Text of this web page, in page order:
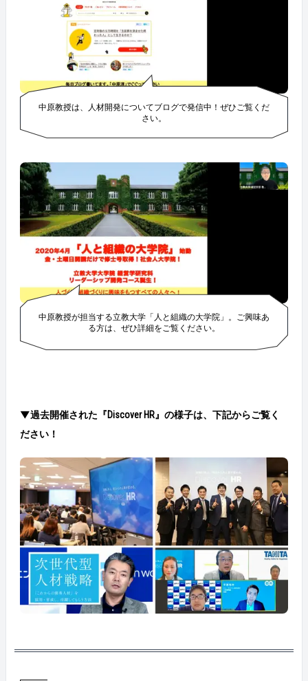
中原教授は、人材開発についてブログで発信中！ぜひご覧くだ
さい。
中原教授が担当する立教大学「人と組織の大学院」。ご興味あ
る方は、ぜひ詳細をご覧ください。
▼過去開催された 『Discover HR』 の様子は、下記からご覧く
ださい！